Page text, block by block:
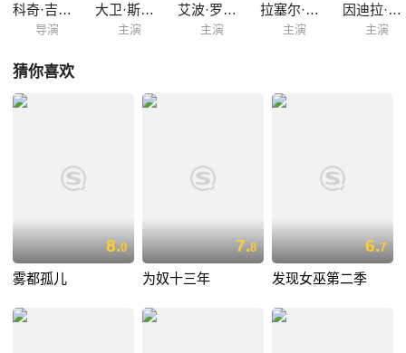
科奇·吉尔佐
导演
大卫·斯瑞弗
主演
艾波·罗丝·雷瓦
主演
拉塞尔·托维
主演
因迪拉·瓦玛
主演
猜你喜欢
8.0
雾都孤儿
7.8
为奴十三年
6.7
发现女巫第二季